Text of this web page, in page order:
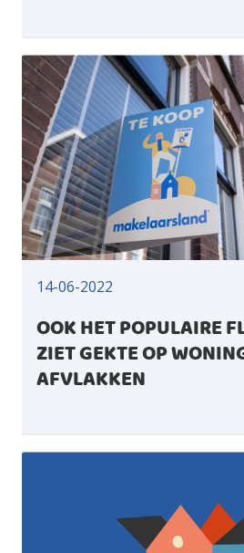
14-06-2022
OOK HET POPULAIRE
ZIET GEKTE OP
AFVLAKKEN